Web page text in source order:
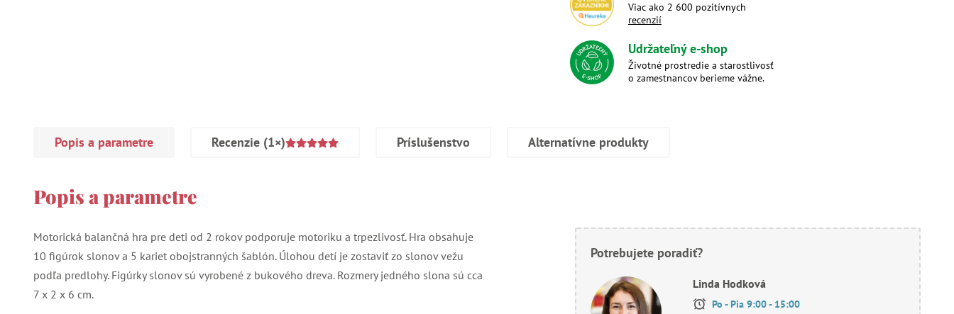
Viac ako 2 600 pozitívnych
recenzií
Udržateľný e-shop
Životné prostredie a starostlivosť
o zamestnancov berieme vážne.
Popis a parametre Recenzie (1×) Príslušenstvo Alternatívne produkty
Popis a parametre
Motorická balančná hra pre deti od 2 rokov podporuje motoriku a trpezlivosť. Hra obsahuje
10 figúrok slonov a 5 kariet obojstranných šablón. Úlohou detí je zostaviť zo slonov vežu
podľa predlohy. Figúrky slonov sú vyrobené z bukového dreva. Rozmery jedného slona sú cca
7 x 2 x 6 cm.
Potrebujete poradiť?
Linda Hodková
Po - Pia 9:00 - 15:00